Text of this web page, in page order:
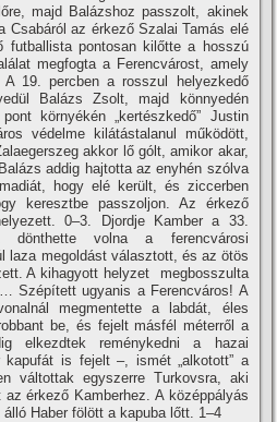
majd Balázshoz passzolt, akinek
Csabáról az érkező Szalai Tamás elé
futballista pontosan kilőtte a hosszú
megfogta a Ferencvárost, amely
19. percben a rosszul helyezkedő
Balázs Zsolt, majd könnyedén
környékén „kertészkedő” Justin
védelme kilátástalanul működött,
akkor lő gólt, amikor akar,
addig hajtotta az enyhén szólva
hogy elé került, és ziccerben
keresztbe passzoljon. Az érkező
0–3. Djordje Kamber a 33.
dönthette volna a ferencvárosi
laza megoldást választott, és az ötös
A kihagyott helyzet megbosszulta
Szépí­tett ugyanis a Ferencváros! A
megmentette a labdát, éles
be, és fejelt másfél méterről a
elkezdtek reménykedni a hazai
is fejelt –, ismét „alkotott” a
váltottak egyszerre Turkovsra, aki
érkező Kamberhez. A középpályás
Haber fölött a kapuba lőtt. 1–4